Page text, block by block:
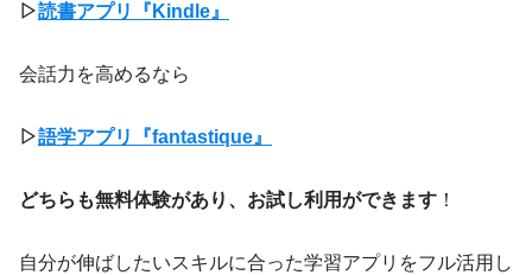
▷読書アプリ『Kindle』
会話力を高めるなら
▷語学アプリ『fantastique』
どちらも無料体験があり、お試し利用ができます ！
自分が伸ばしたいスキルに合った学習アプリをフル活用し